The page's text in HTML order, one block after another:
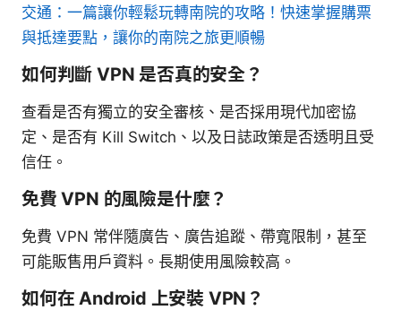
交通：一篇讓你輕鬆玩轉南院的攻略！快速掌握購票
與抵達要點，讓你的南院之旅更順暢
如何判斷 VPN 是否真的安全？
查看是否有獨立的安全審核、是否採用現代加密協
定、是否有 Kill Switch、以及日誌政策是否透明且受
信任。
免費 VPN 的風險是什麼？
免費 VPN 常伴隨廣告、廣告追蹤、帶寬限制，甚至
可能販售用戶資料。長期使用風險較高。
如何在 Android 上安裝 VPN？